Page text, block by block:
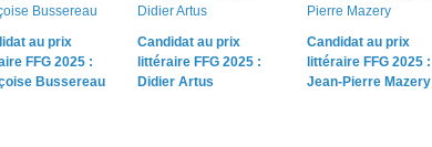
au prix
FFG 2025 :
Bussereau
Candidat au prix
littéraire FFG 2025 :
Didier Artus
Candidat au prix
littéraire FFG 2025 :
Jean-Pierre Mazery